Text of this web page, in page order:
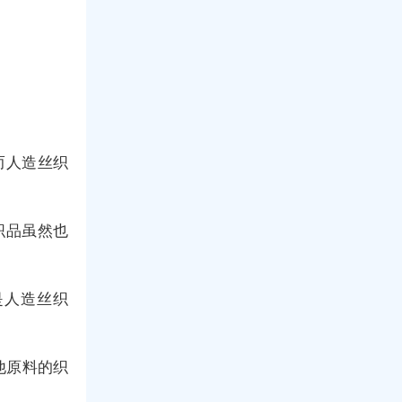
人造丝织
品虽然也
造丝织
原料的织